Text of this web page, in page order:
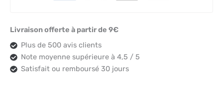
Livraison offerte à partir de 9€
Plus de 500 avis clients
Note moyenne supérieure à 4,5 / 5
Satisfait ou remboursé 30 jours